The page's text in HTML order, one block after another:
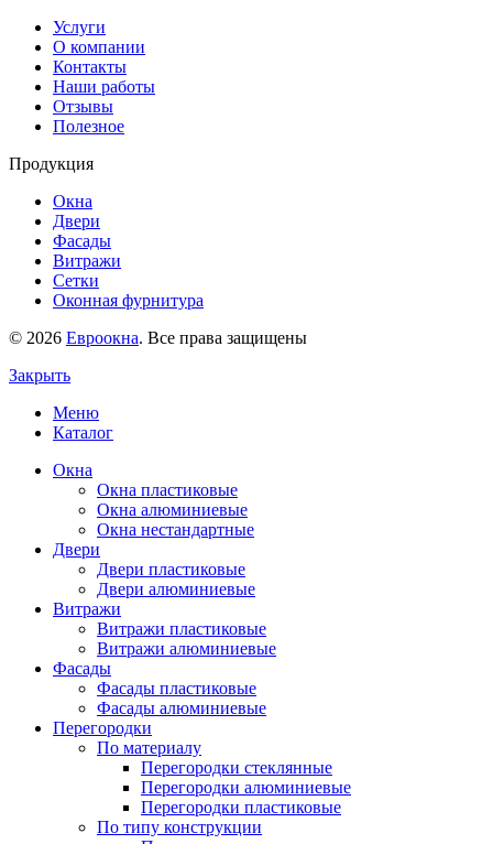
Услуги
О компании
Контакты
Наши работы
Отзывы
Полезное
Продукция
Окна
Двери
Фасады
Витражи
Сетки
Оконная фурнитура
© 2026 Евроокна. Все права защищены
Закрыть
Меню
Каталог
Окна
Окна пластиковые
Окна алюминиевые
Окна нестандартные
Двери
Двери пластиковые
Двери алюминиевые
Витражи
Витражи пластиковые
Витражи алюминиевые
Фасады
Фасады пластиковые
Фасады алюминиевые
Перегородки
По материалу
Перегородки стеклянные
Перегородки алюминиевые
Перегородки пластиковые
По типу конструкции